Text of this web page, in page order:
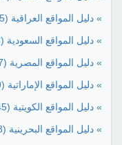
» دليل المواقع العراقية (125)
» دليل المواقع السعودية (463)
» دليل المواقع المصرية (117)
» دليل المواقع الإماراتية (39)
» دليل المواقع الكويتية (45)
» دليل المواقع البحرينية (3)